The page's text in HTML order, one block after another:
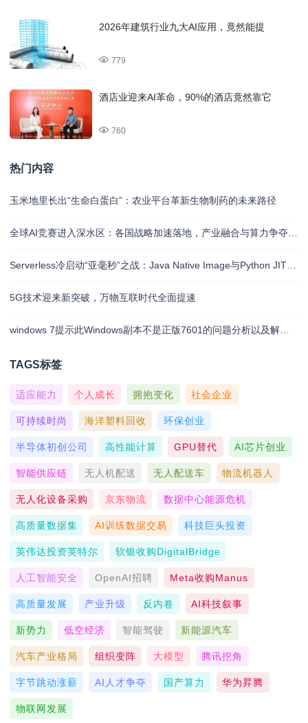
2026年建筑行业九大AI应用，竟然能提
779
酒店业迎来AI革命，90%的酒店竟然靠它
760
热门内容
玉米地里长出“生命白蛋白”：农业平台革新生物制药的未来路径
5G技术迎来新突破，万物互联时代全面提速
TAGS标签
适应能力 个人成长 拥抱变化 社会企业
可持续时尚 海洋塑料回收 环保创业
半导体初创公司 高性能计算 GPU替代 AI芯片创业
智能供应链 无人机配送 无人配送车 物流机器人
无人化设备采购 京东物流 数据中心能源危机
高质量数据集 AI训练数据交易 科技巨头投资
英伟达投资英特尔 软银收购DigitalBridge
人工智能安全 OpenAI招聘 Meta收购Manus
高质量发展 产业升级 反内卷 AI科技叙事
新势力 低空经济 智能驾驶 新能源汽车
汽车产业格局 组织变阵 大模型 腾讯挖角
字节跳动涨薪 AI人才争夺 国产算力 华为昇腾
物联网发展